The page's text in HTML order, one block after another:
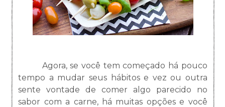
Agora, se você tem começado há pouco
tempo a mudar seus hábitos e vez ou outra
sente vontade de comer algo parecido no
sabor com a carne, há muitas opções e você